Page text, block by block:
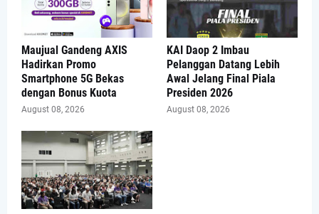
Maujual Gandeng AXIS
Hadirkan Promo
Smartphone 5G Bekas
dengan Bonus Kuota
August 08, 2026
KAI Daop 2 Imbau
Pelanggan Datang Lebih
Awal Jelang Final Piala
Presiden 2026
August 08, 2026